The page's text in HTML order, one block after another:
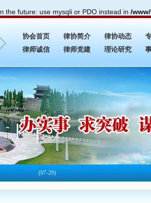
the future: use mysqli or PDO instead in /
协会首页 律协简介 律协动态
律师诚信
律师党建 理论研究
(07-29)
通知 (07-24)